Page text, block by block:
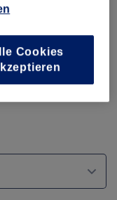
Cookies